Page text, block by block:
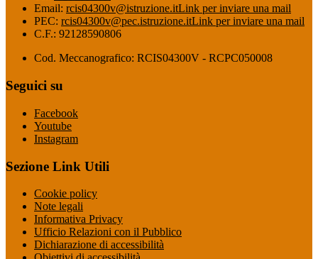
Email: rcis04300v@istruzione.itLink per inviare una mail
PEC: rcis04300v@pec.istruzione.itLink per inviare una mail
C.F.: 92128590806
Cod. Meccanografico: RCIS04300V - RCPC050008
Seguici su
Facebook
Youtube
Instagram
Sezione Link Utili
Cookie policy
Note legali
Informativa Privacy
Ufficio Relazioni con il Pubblico
Dichiarazione di accessibilità